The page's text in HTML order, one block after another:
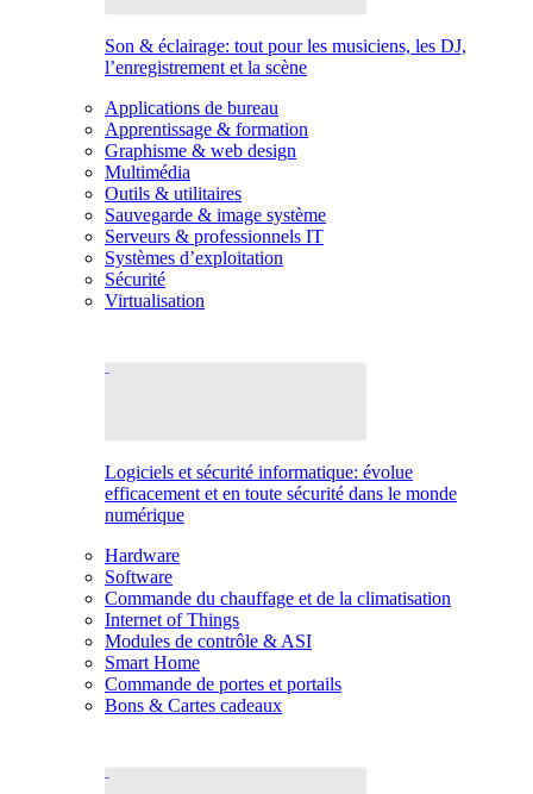
Son & éclairage: tout pour les musiciens, les DJ,
l’enregistrement et la scène
Applications de bureau
Apprentissage & formation
Graphisme & web design
Multimédia
Outils & utilitaires
Sauvegarde & image système
Serveurs & professionnels IT
Systèmes d’exploitation
Sécurité
Virtualisation
Logiciels et sécurité informatique: évolue
efficacement et en toute sécurité dans le monde
numérique
Hardware
Software
Commande du chauffage et de la climatisation
Internet of Things
Modules de contrôle & ASI
Smart Home
Commande de portes et portails
Bons & Cartes cadeaux